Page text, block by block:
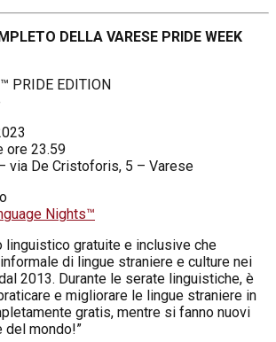
DELLA VARESE PRIDE WEEK
PRIDE EDITION
ore 23.59
via De Cristoforis, 5 – Varese
Nights™
linguistico gratuite e inclusive che
di lingue straniere e culture nei
2013. Durante le serate linguistiche, è
e migliorare le lingue straniere in
gratis, mentre si fanno nuovi
del mondo!”